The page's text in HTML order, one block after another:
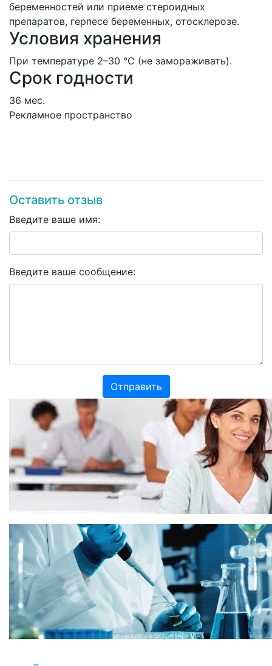
беременностей или приеме стероидных
препаратов, герпесе беременных, отосклерозе.
Условия хранения
При температуре 2–30 °C (не замораживать).
Срок годности
36 мес.
Рекламное пространство
Оставить отзыв
Введите ваше имя:
Введите ваше сообщение:
Отправить